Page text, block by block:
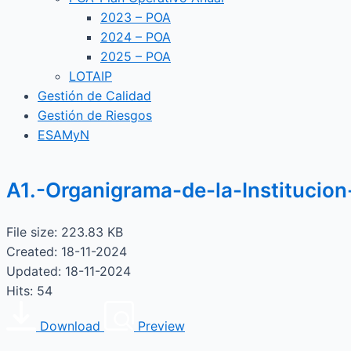
2023 – POA
2024 – POA
2025 – POA
LOTAIP
Gestión de Calidad
Gestión de Riesgos
ESAMyN
A1.-Organigrama-de-la-
File size: 223.83 KB
Created: 18-11-2024
Updated: 18-11-2024
Hits: 54
Download Preview